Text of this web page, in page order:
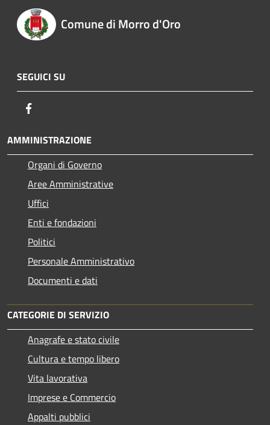
Comune di Morro d'Oro
SEGUICI SU
AMMINISTRAZIONE
Organi di Governo
Aree Amministrative
Uffici
Enti e fondazioni
Politici
Personale Amministrativo
Documenti e dati
CATEGORIE DI SERVIZIO
Anagrafe e stato civile
Cultura e tempo libero
Vita lavorativa
Imprese e Commercio
Appalti pubblici